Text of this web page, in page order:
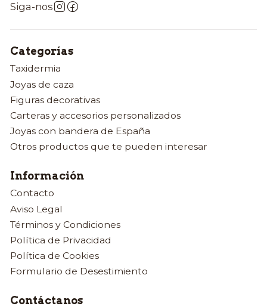
Siga-nos
Categorías
Taxidermia
Joyas de caza
Figuras decorativas
Carteras y accesorios personalizados
Joyas con bandera de España
Otros productos que te pueden interesar
Información
Contacto
Aviso Legal
Términos y Condiciones
Política de Privacidad
Política de Cookies
Formulario de Desestimiento
Contáctanos